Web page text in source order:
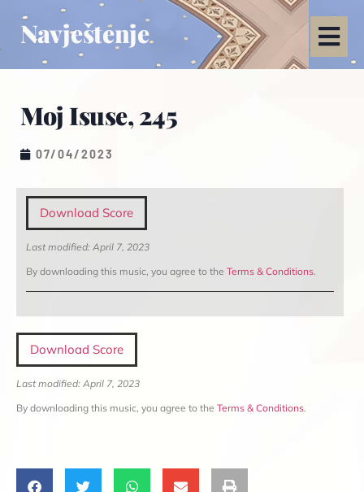
Navještenje
Moj Isuse, 245
07/04/2023
Download Score
Last modified: April 7, 2023
By downloading this music, you agree to the Terms & Conditions.
Download Score
Last modified: April 7, 2023
By downloading this music, you agree to the Terms & Conditions.